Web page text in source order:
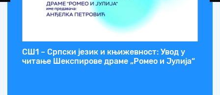
СШ1 – Српски језик и књижевност: Увод у
читање Шекспирове драме „Ромео и Јулија“